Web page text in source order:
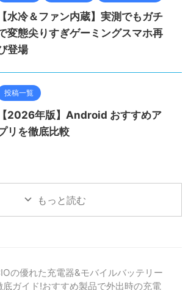
【水冷＆ファン内蔵】実測でもガチ
変態尖りすぎゲーミングスマホ再
登場
投稿一覧
【2026年版】Android おすすめア
リを徹底比較
もっと読む
の優れた充電器&モバイルバッテリー
底ガイド!おすすめ製品で外出時の充電